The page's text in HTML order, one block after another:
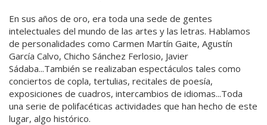
En sus años de oro, era toda una sede de gentes
intelectuales del mundo de las artes y las letras. Hablamos
de personalidades como Carmen Martín Gaite, Agustín
García Calvo, Chicho Sánchez Ferlosio, Javier
Sádaba...También se realizaban espectáculos tales como
conciertos de copla, tertulias, recitales de poesía,
exposiciones de cuadros, intercambios de idiomas...Toda
una serie de polifacéticas actividades que han hecho de este
lugar, algo histórico.